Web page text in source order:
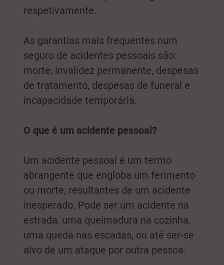
respetivamente.
As garantias mais frequentes num
seguro de acidentes pessoais são:
morte, invalidez permanente, despesas
de tratamento, despesas de funeral e
incapacidade temporária.
O que é um acidente pessoal?
Um acidente pessoal é um termo
abrangente que engloba um ferimento
ou morte, resultantes de um acidente
inesperado. Pode ser um acidente na
estrada, uma queimadura na cozinha,
uma queda nas escadas, ou até ser-se
alvo de um ataque por outra pessoa.